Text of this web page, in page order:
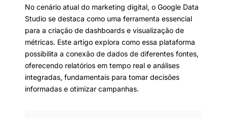
No cenário atual do marketing digital, o Google Data
Studio se destaca como uma ferramenta essencial
para a criação de dashboards e visualização de
métricas. Este artigo explora como essa plataforma
possibilita a conexão de dados de diferentes fontes,
oferecendo relatórios em tempo real e análises
integradas, fundamentais para tomar decisões
informadas e otimizar campanhas.